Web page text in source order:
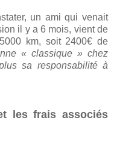
un ami qui venait
il y a 6 mois, vient de
km, soit 2400€ de
« classique » chez
sa responsabilité à
les frais associés